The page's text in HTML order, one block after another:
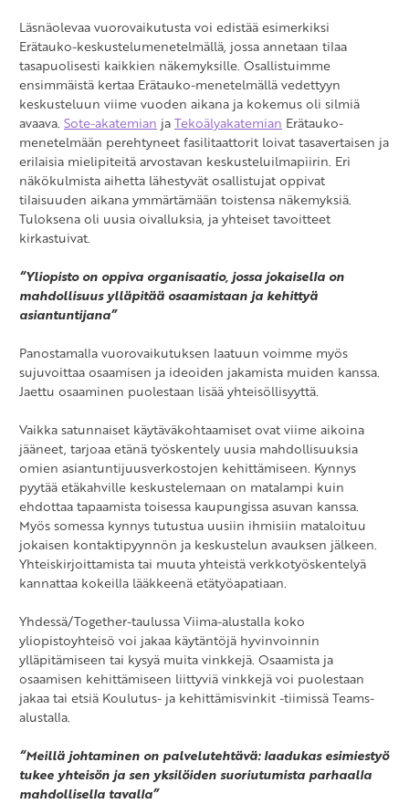
Läsnäolevaa vuorovaikutusta voi edistää esimerkiksi
Erätauko-keskustelumenetelmällä, jossa annetaan tilaa
tasapuolisesti kaikkien näkemyksille. Osallistuimme
ensimmäistä kertaa Erätauko-menetelmällä vedettyyn
keskusteluun viime vuoden aikana ja kokemus oli silmiä
avaava. Sote-akatemian jaTekoälyakatemian Erätauko-
menetelmään perehtyneet fasilitaattorit loivat tasavertaisen ja
erilaisia mielipiteitä arvostavan keskusteluilmapiirin. Eri
näkökulmista aihetta lähestyvät osallistujat oppivat
tilaisuuden aikana ymmärtämään toistensa näkemyksiä.
Tuloksena oli uusia oivalluksia, ja yhteiset tavoitteet
kirkastuivat.
“Yliopisto on oppiva organisaatio, jossa jokaisella on
mahdollisuus ylläpitää osaamistaan ja kehittyä
asiantuntijana”
Panostamalla vuorovaikutuksen laatuun voimme myös
sujuvoittaa osaamisen ja ideoiden jakamista muiden kanssa.
Jaettu osaaminen puolestaan lisää yhteisöllisyyttä.
Vaikka satunnaiset käytäväkohtaamiset ovat viime aikoina
jääneet, tarjoaa etänä työskentely uusia mahdollisuuksia
omien asiantuntijuusverkostojen kehittämiseen. Kynnys
pyytää etäkahville keskustelemaan on matalampi kuin
ehdottaa tapaamista toisessa kaupungissa asuvan kanssa.
Myös somessa kynnys tutustua uusiin ihmisiin mataloituu
jokaisen kontaktipyynnön ja keskustelun avauksen jälkeen.
Yhteiskirjoittamista tai muuta yhteistä verkkotyöskentelyä
kannattaa kokeilla lääkkeenä etätyöapatiaan.
Yhdessä/Together-taulussa Viima-alustalla koko
yliopistoyhteisö voi jakaa käytäntöjä hyvinvoinnin
ylläpitämiseen tai kysyä muita vinkkejä. Osaamista ja
osaamisen kehittämiseen liittyviä vinkkejä voi puolestaan
jakaa tai etsiä Koulutus- ja kehittämisvinkit -tiimissä Teams-
alustalla.
“Meillä johtaminen on palvelutehtävä: laadukas esimiestyö
tukee yhteisön ja sen yksilöiden suoriutumista parhaalla
mahdollisella tavalla”